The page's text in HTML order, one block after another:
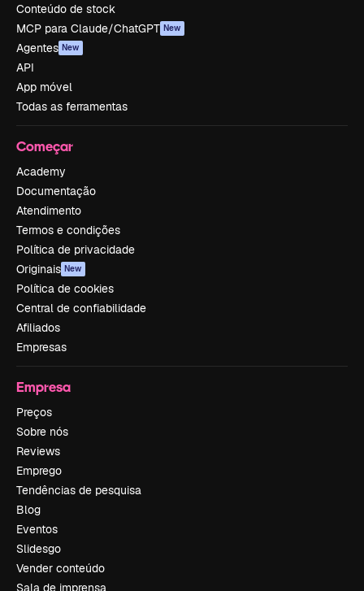
Conteúdo de stock
MCP para Claude/ChatGPT New
Agentes New
API
App móvel
Todas as ferramentas
Começar
Academy
Documentação
Atendimento
Termos e condições
Política de privacidade
Originais New
Política de cookies
Central de confiabilidade
Afiliados
Empresas
Empresa
Preços
Sobre nós
Reviews
Emprego
Tendências de pesquisa
Blog
Eventos
Slidesgo
Vender conteúdo
Sala de imprensa